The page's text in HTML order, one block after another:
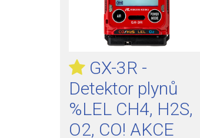
GX-3R -
Detektor plynů
%LEL CH4, H2S,
O2, CO! AKCE